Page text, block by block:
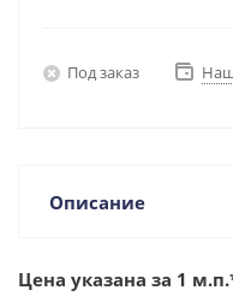
Под заказ
Описание
Цена указана за 1